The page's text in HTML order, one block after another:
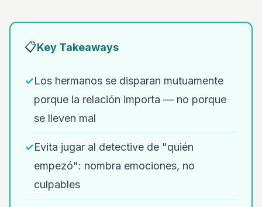
📋Key Takeaways
✓Los hermanos se disparan mutuamente
porque la relación importa — no porque
se lleven mal
✓Evita jugar al detective de "quién
empezó": nombra emociones, no
culpables